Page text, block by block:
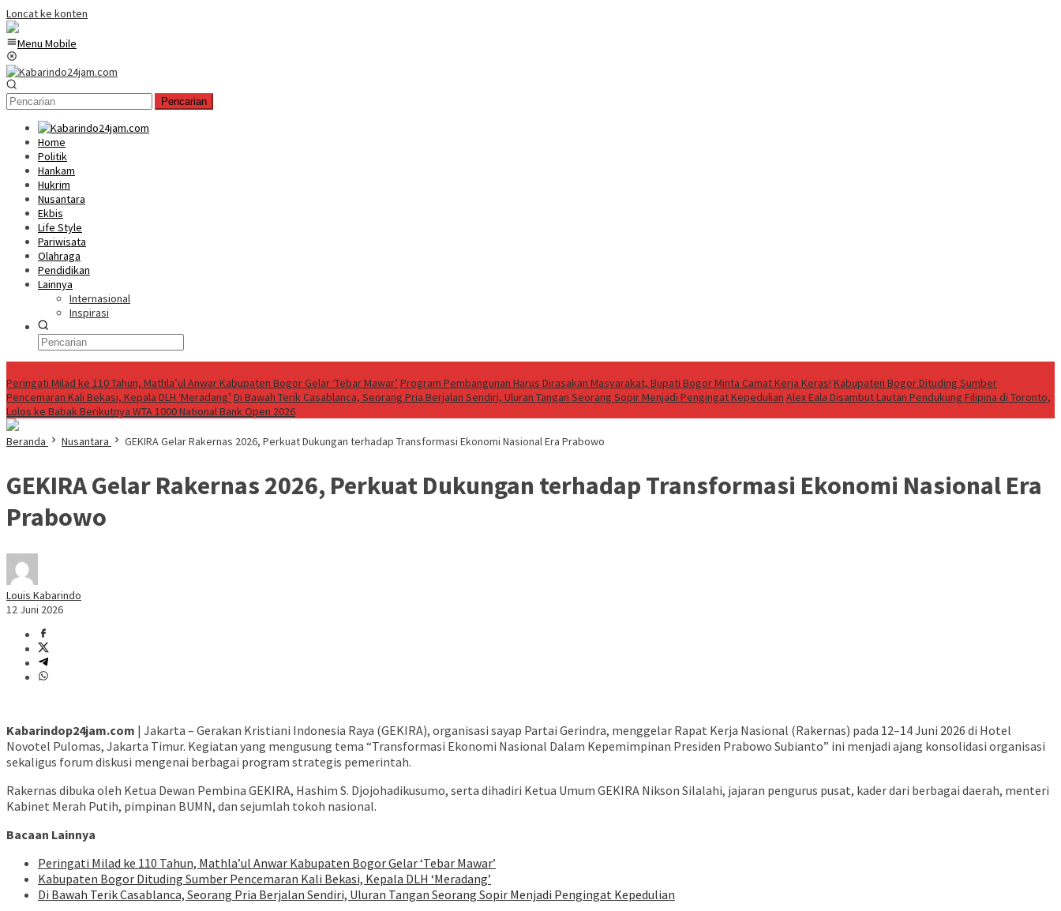
Loncat ke konten
Menu Mobile
Pencarian
Home
Politik
Hankam
Hukrim
Nusantara
Ekbis
Life Style
Pariwisata
Olahraga
Pendidikan
Lainnya
Internasional
Inspirasi
Peringati Milad ke 110 Tahun, Mathla’ul Anwar Kabupaten Bogor Gelar ‘Tebar Mawar’ Program Pembangunan Harus Dirasakan Masyarakat, Bupati Bogor Minta Camat Kerja Keras! Kabupaten Bogor Dituding Sumber
Pencemaran Kali Bekasi, Kepala DLH ‘Meradang’ Di Bawah Terik Casablanca, Seorang Pria Berjalan Sendiri, Uluran Tangan Seorang Sopir Menjadi Pengingat Kepedulian Alex Eala Disambut Lautan Pendukung Filipina di Toronto,
Lolos ke Babak Berikutnya WTA 1000 National Bank Open 2026
Beranda Nusantara GEKIRA Gelar Rakernas 2026, Perkuat Dukungan terhadap Transformasi Ekonomi Nasional Era Prabowo
GEKIRA Gelar Rakernas 2026, Perkuat Dukungan terhadap Transformasi Ekonomi Nasional Era
Prabowo
Louis Kabarindo
12 Juni 2026
Kabarindop24jam.com | Jakarta – Gerakan Kristiani Indonesia Raya (GEKIRA), organisasi sayap Partai Gerindra, menggelar Rapat Kerja Nasional (Rakernas) pada 12–14 Juni 2026 di Hotel
Novotel Pulomas, Jakarta Timur. Kegiatan yang mengusung tema “Transformasi Ekonomi Nasional Dalam Kepemimpinan Presiden Prabowo Subianto” ini menjadi ajang konsolidasi organisasi
sekaligus forum diskusi mengenai berbagai program strategis pemerintah.
Rakernas dibuka oleh Ketua Dewan Pembina GEKIRA, Hashim S. Djojohadikusumo, serta dihadiri Ketua Umum GEKIRA Nikson Silalahi, jajaran pengurus pusat, kader dari berbagai daerah, menteri
Kabinet Merah Putih, pimpinan BUMN, dan sejumlah tokoh nasional.
Bacaan Lainnya
Peringati Milad ke 110 Tahun, Mathla’ul Anwar Kabupaten Bogor Gelar ‘Tebar Mawar’
Kabupaten Bogor Dituding Sumber Pencemaran Kali Bekasi, Kepala DLH ‘Meradang’
Di Bawah Terik Casablanca, Seorang Pria Berjalan Sendiri, Uluran Tangan Seorang Sopir Menjadi Pengingat Kepedulian